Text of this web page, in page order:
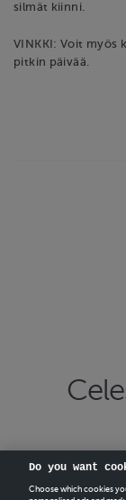
silmät kiinni.
VINKKI: Voit myös
pitkin päivää.
asiantuntijaliike.
kokonaisvaltainen
takaa käytössä
Do you want
Choose which cookies